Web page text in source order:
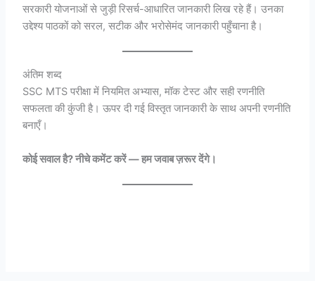
सरकारी योजनाओं से जुड़ी रिसर्च-आधारित जानकारी लिख रहे हैं। उनका
उद्देश्य पाठकों को सरल, सटीक और भरोसेमंद जानकारी पहुँचाना है।
अंतिम शब्द
SSC MTS परीक्षा में नियमित अभ्यास, मॉक टेस्ट और सही रणनीति
सफलता की कुंजी है। ऊपर दी गई विस्तृत जानकारी के साथ अपनी रणनीति
बनाएँ।
कोई सवाल है? नीचे कमेंट करें — हम जवाब ज़रूर देंगे।